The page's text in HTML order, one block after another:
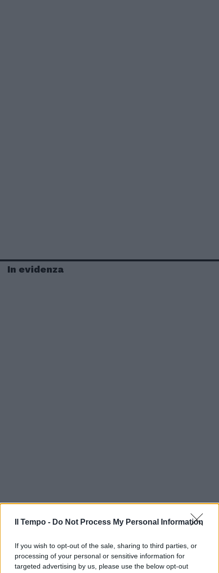
Il Tempo - Do Not Process My Personal Information
If you wish to opt-out of the sale, sharing to third parties, or
processing of your personal or sensitive information for
targeted advertising by us, please use the below opt-out
In evidenza